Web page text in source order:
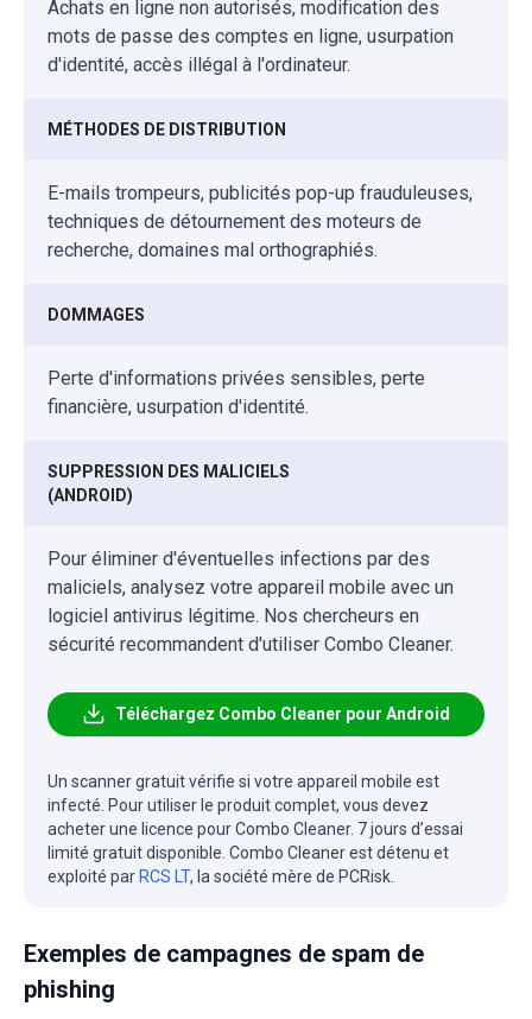
Achats en ligne non autorisés, modification des
mots de passe des comptes en ligne, usurpation
d'identité, accès illégal à l'ordinateur.
MÉTHODES DE DISTRIBUTION
E-mails trompeurs, publicités pop-up frauduleuses,
techniques de détournement des moteurs de
recherche, domaines mal orthographiés.
DOMMAGES
Perte d'informations privées sensibles, perte
financière, usurpation d'identité.
SUPPRESSION DES MALICIELS
(ANDROID)
Pour éliminer d'éventuelles infections par des
maliciels, analysez votre appareil mobile avec un
logiciel antivirus légitime. Nos chercheurs en
sécurité recommandent d'utiliser Combo Cleaner.
Téléchargez Combo Cleaner pour Android
Un scanner gratuit vérifie si votre appareil mobile est
infecté. Pour utiliser le produit complet, vous devez
acheter une licence pour Combo Cleaner. 7 jours d’essai
limité gratuit disponible. Combo Cleaner est détenu et
exploité par RCS LT, la société mère de PCRisk.
Exemples de campagnes de spam de
phishing